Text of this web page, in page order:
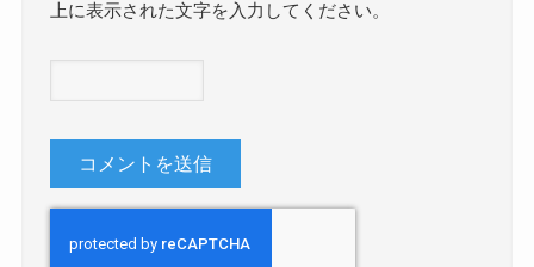
上に表示された文字を入力してください。